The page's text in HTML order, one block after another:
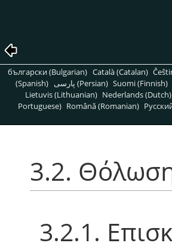
български (Bulgarian) Català (Catalan)
(Spanish)
پارسی (Persian) Suomi (Finnish)
Lietuvis (Lithuanian) Nederlands (Dutch)
Portuguese) Română (Romanian)
3.2.
3.2.1.